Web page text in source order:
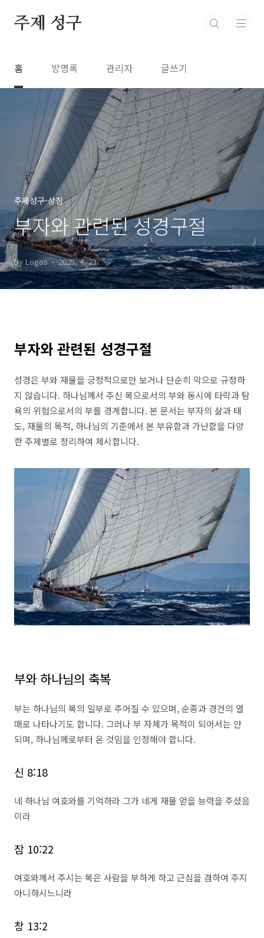
주제 성구
홈 방명록 관리자 글쓰기
주제성구-상징
부자와 관련된 성경구절
by Logos 2025. 4. 23.
부자와 관련된 성경구절
성경은 부와 재물을 긍정적으로만 보거나 단순히 악으로 규정하
지 않습니다. 하나님께서 주신 복으로서의 부와 동시에 타락과 탐
욕의 위험으로서의 부를 경계합니다. 본 문서는 부자의 삶과 태
도, 재물의 목적, 하나님의 기준에서 본 부유함과 가난함을 다양
한 주제별로 정리하여 제시합니다.
부와 하나님의 축복
부는 하나님의 복의 일부로 주어질 수 있으며, 순종과 경건의 열
매로 나타나기도 합니다. 그러나 부 자체가 목적이 되어서는 안
되며, 하나님께로부터 온 것임을 인정해야 합니다.
신 8:18
네 하나님 여호와를 기억하라 그가 네게 재물 얻을 능력을 주셨음
이라
잠 10:22
여호와께서 주시는 복은 사람을 부하게 하고 근심을 겸하여 주지
아니하시느니라
창 13:2